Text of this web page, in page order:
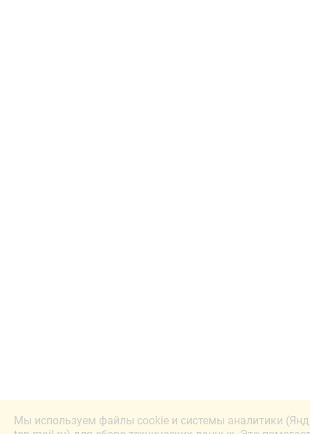
Мы используем файлы cookie и системы аналитики